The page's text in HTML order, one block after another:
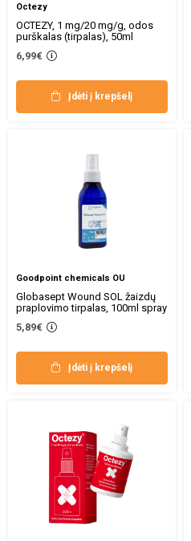
Octezy
OCTEZY, 1 mg/20 mg/g, odos
purškalas (tirpalas), 50ml
6,99€
Įdėti į krepšelį
Goodpoint chemicals OU
Globasept Wound SOL žaizdų
praplovimo tirpalas, 100ml spray
5,89€
Įdėti į krepšelį